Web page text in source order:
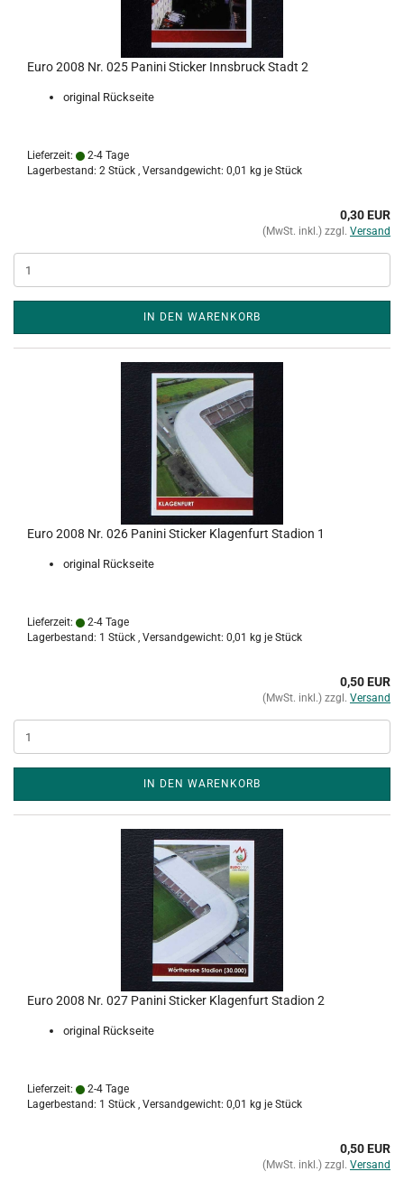
Euro 2008 Nr. 025 Panini Sticker Innsbruck Stadt 2
original Rückseite
Lieferzeit:
2-4 Tage
Lagerbestand: 2 Stück , Versandgewicht: 0,01 kg je Stück
0,30 EUR
(MwSt. inkl.) zzgl. Versand
IN DEN WARENKORB
Euro 2008 Nr. 026 Panini Sticker Klagenfurt Stadion 1
original Rückseite
Lieferzeit:
2-4 Tage
Lagerbestand: 1 Stück , Versandgewicht: 0,01 kg je Stück
0,50 EUR
(MwSt. inkl.) zzgl. Versand
IN DEN WARENKORB
Euro 2008 Nr. 027 Panini Sticker Klagenfurt Stadion 2
original Rückseite
Lieferzeit:
2-4 Tage
Lagerbestand: 1 Stück , Versandgewicht: 0,01 kg je Stück
0,50 EUR
(MwSt. inkl.) zzgl. Versand